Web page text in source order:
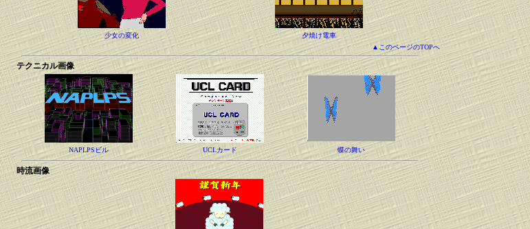
少女の変化
夕焼け電車
▲このページのTOPへ
テクニカル画像
NAPLPSビル UCLカード 蝶の舞い
時流画像